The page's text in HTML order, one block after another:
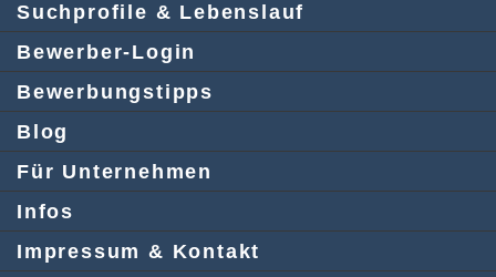
Suchprofile & Lebenslauf
Bewerber-Login
Bewerbungstipps
Blog
Für Unternehmen
Infos
Impressum & Kontakt